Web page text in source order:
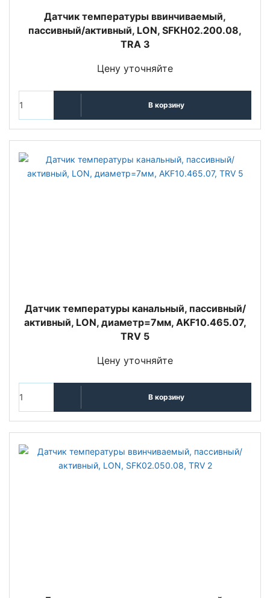
Датчик температуры ввинчиваемый,
пассивный/активный, LON, SFKH02.200.08,
TRA 3
Цену уточняйте
В корзину
Датчик температуры канальный, пассивный/
активный, LON, диаметр=7мм, AKF10.465.07,
TRV 5
Цену уточняйте
В корзину